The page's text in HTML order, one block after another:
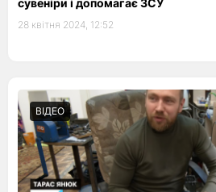
сувеніри і допомагає ЗСУ
28 квітня 2024, 12:52
ВІДЕО